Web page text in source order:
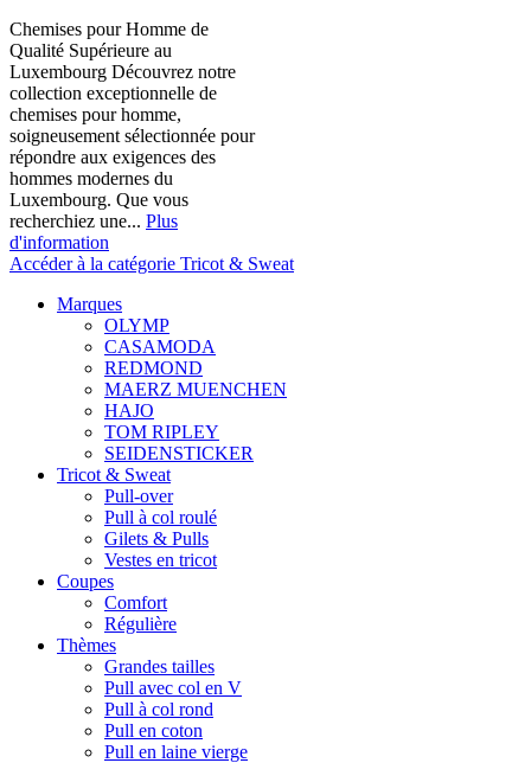
Chemises pour Homme de
Qualité Supérieure au
Luxembourg Découvrez notre
collection exceptionnelle de
chemises pour homme,
soigneusement sélectionnée pour
répondre aux exigences des
hommes modernes du
Luxembourg. Que vous
recherchiez une... Plus
d'information
Accéder à la catégorie Tricot & Sweat
Marques
OLYMP
CASAMODA
REDMOND
MAERZ MUENCHEN
HAJO
TOM RIPLEY
SEIDENSTICKER
Tricot & Sweat
Pull-over
Pull à col roulé
Gilets & Pulls
Vestes en tricot
Coupes
Comfort
Régulière
Thèmes
Grandes tailles
Pull avec col en V
Pull à col rond
Pull en coton
Pull en laine vierge